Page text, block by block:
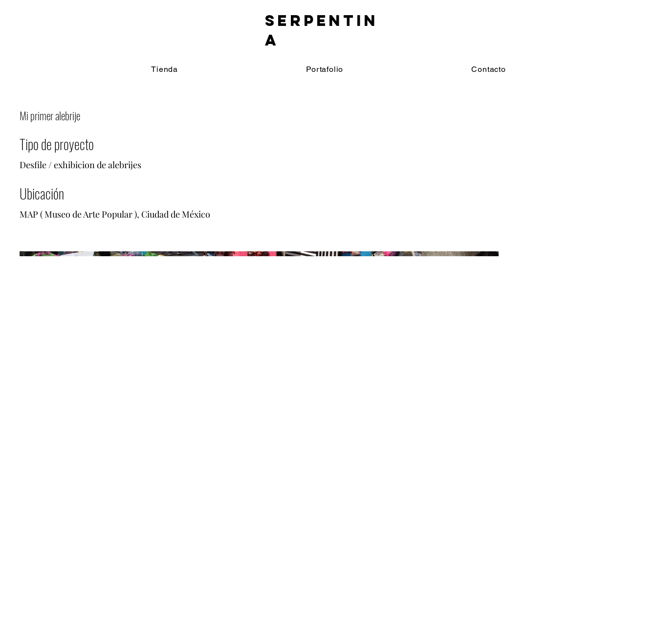
SERPENTIN
A
Tienda Portafolio Contacto
Mi primer alebrije
Tipo de proyecto
Desfile / exhibicion de alebrijes
Ubicación
MAP ( Museo de Arte Popular ), Ciudad de México